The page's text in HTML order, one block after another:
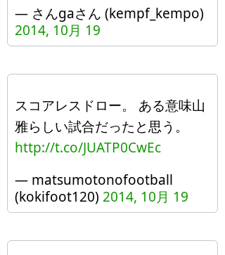
— さんgaさん (kempf_kempo)
2014, 10月 19
スコアレスドロー。 ある意味山
雅らしい試合だったと思う。
http://t.co/JUATP0CwEc
— matsumotonofootball
(kokifoot120) 2014, 10月 19